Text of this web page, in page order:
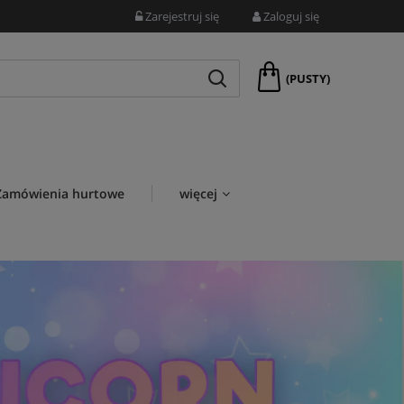
Zarejestruj się Zaloguj się
(PUSTY)
hurtowe więcej